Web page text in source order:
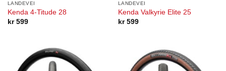
LANDEVEI
Kenda 4-Titude 28
kr599
LANDEVEI
Kenda Valkyrie Elite 25
kr599